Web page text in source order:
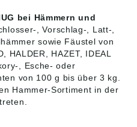
bei Hämmern und
, Vorschlag-, Latt-,
sowie Fäustel von
HALDER, HAZET, IDEAL
, Esche- oder
von 100 g bis über 3 kg.
Hammer-Sortiment in der